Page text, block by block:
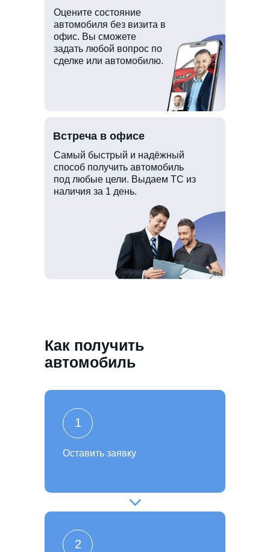
Оцените состояние
автомобиля без визита в
офис. Вы сможете
задать любой вопрос по
сделке или автомобилю.
Самый быстрый и надёжный
способ получить автомобиль
под любые цели. Выдаем ТС из
наличия за 1 день.
Встреча в офисе
Как получить
автомобиль
2
Оставить заявку
1